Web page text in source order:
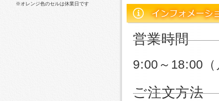
※オレンジ色のセルは休業日です
営業時間
9:00～18:00
ご注文方法